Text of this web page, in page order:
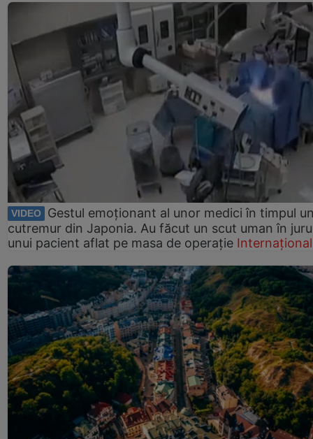
VIDEO
Gestul emoționant al unor medici în timpul
cutremur din Japonia. Au făcut un scut uman în
unui pacient aflat pe masa de operație Internațional